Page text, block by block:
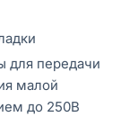
для передачи
малой
до 250В